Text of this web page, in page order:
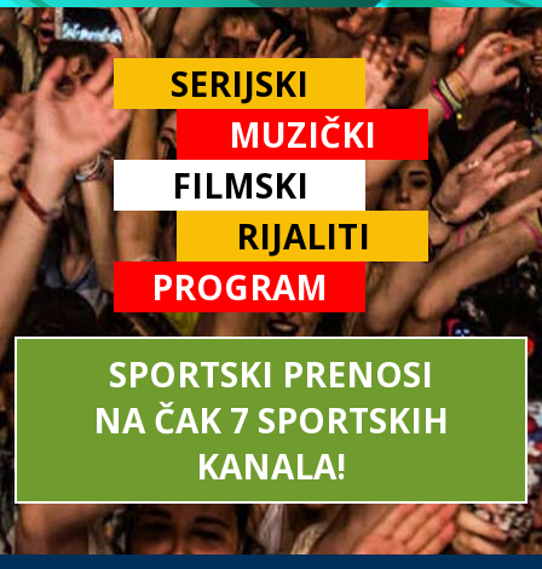
SERIJSKI
MUZIČKI
FILMSKI
RIJALITI
PROGRAM
SPORTSKI PRENOSI
NA ČAK 7 SPORTSKIH
KANALA!